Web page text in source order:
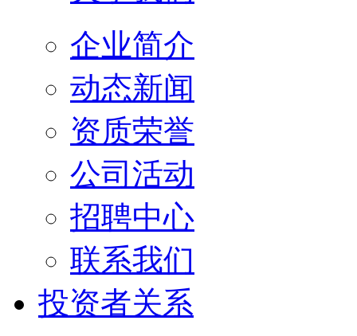
企业简介
动态新闻
资质荣誉
公司活动
招聘中心
联系我们
投资者关系